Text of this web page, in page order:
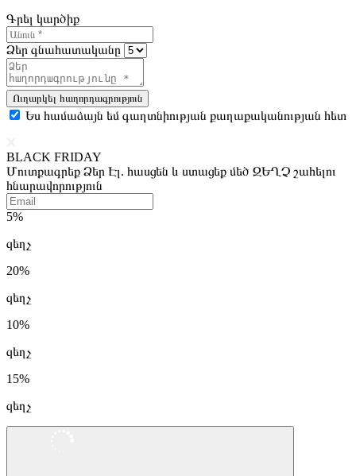
Գրել կարծիք
Ձեր գնահատականը
Ուղարկել հաղորդագրություն
Ես համաձայն եմ գաղտնիության քաղաքականության հետ
BLACK FRIDAY
Մուտքագրեք Ձեր Էլ. հասցեն և ստացեք մեծ ԶԵՂՉ շահելու
հնարավորություն
5%
զեղչ
20%
զեղչ
10%
զեղչ
15%
զեղչ